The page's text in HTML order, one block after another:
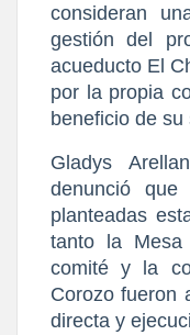
consideran
gestión del
acueducto El
por la propia
beneficio de su
​Gladys
denunció que
planteadas
tanto la
comité y la
Corozo fueron
directa y